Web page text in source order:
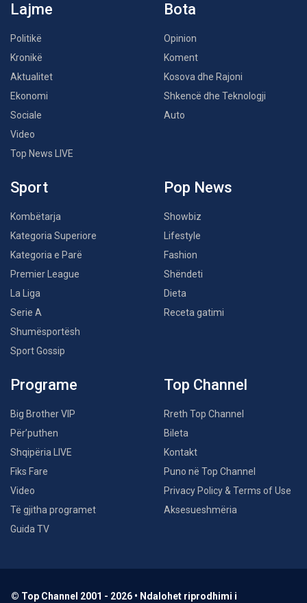
Lajme
Politikë
Kronikë
Aktualitet
Ekonomi
Sociale
Video
Top News LIVE
Bota
Opinion
Koment
Kosova dhe Rajoni
Shkencë dhe Teknologji
Auto
Sport
Kombëtarja
Kategoria Superiore
Kategoria e Parë
Premier League
La Liga
Serie A
Shumësportësh
Sport Gossip
Pop News
Showbiz
Lifestyle
Fashion
Shëndeti
Dieta
Receta gatimi
Programe
Big Brother VIP
Për’puthen
Shqipëria LIVE
Fiks Fare
Video
Të gjitha programet
Guida TV
Top Channel
Rreth Top Channel
Bileta
Kontakt
Puno në Top Channel
Privacy Policy & Terms of Use
Aksesueshmëria
© Top Channel 2001 - 2026 • Ndalohet riprodhimi i